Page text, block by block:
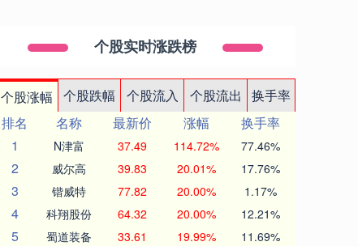
个股实时涨跌榜
个股涨幅 个股跌幅 个股流入 个股流出
换手率
排名
名称 最新价 涨幅
换手率
1
N津富 37.49 114.72% 77.46%
2 威尔高 39.83 20.01% 17.76%
3 锴威特 77.82 20.00% 1.17%
4 科翔股份 64.32 20.00% 12.21%
5 蜀道装备 33.61 19.99% 11.69%